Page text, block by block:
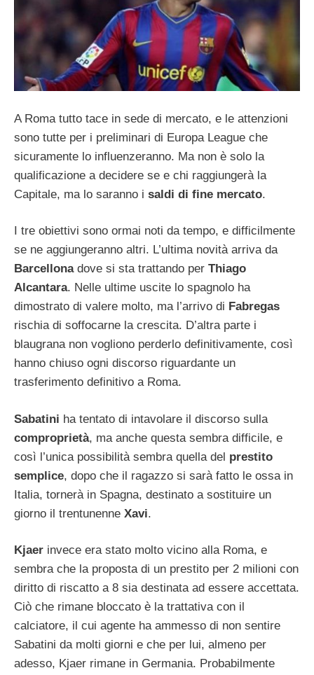
A Roma tutto tace in sede di mercato, e le attenzioni
sono tutte per i preliminari di Europa League che
sicuramente lo influenzeranno. Ma non è solo la
qualificazione a decidere se e chi raggiungerà la
Capitale, ma lo saranno i saldi di fine mercato.
I tre obiettivi sono ormai noti da tempo, e difficilmente
se ne aggiungeranno altri. L’ultima novità arriva da
Barcellonadove si sta trattando per Thiago
Alcantara. Nelle ultime uscite lo spagnolo ha
dimostrato di valere molto, ma l’arrivo di Fabregas
rischia di soffocarne la crescita. D’altra parte i
blaugrana non vogliono perderlo definitivamente, così
hanno chiuso ogni discorso riguardante un
trasferimento definitivo a Roma.
Sabatini ha tentato di intavolare il discorso sulla
comproprietà, ma anche questa sembra difficile, e
così l’unica possibilità sembra quella del prestito
semplice, dopo che il ragazzo si sarà fatto le ossa in
Italia, tornerà in Spagna, destinato a sostituire un
giorno il trentunenne Xavi.
Kjaer invece era stato molto vicino alla Roma, e
sembra che la proposta di un prestito per 2 milioni con
diritto di riscatto a 8 sia destinata ad essere accettata.
Ciò che rimane bloccato è la trattativa con il
calciatore, il cui agente ha ammesso di non sentire
Sabatini da molti giorni e che per lui, almeno per
adesso, Kjaer rimane in Germania. Probabilmente